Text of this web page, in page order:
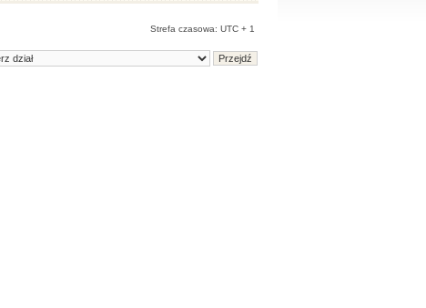
Strefa czasowa: UTC + 1